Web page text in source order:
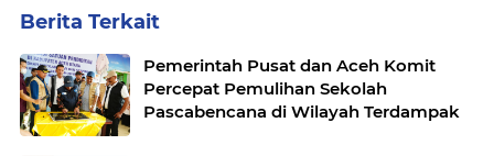
Berita Terkait
Pemerintah Pusat dan Aceh Komit
Percepat Pemulihan Sekolah
Pascabencana di Wilayah Terdampak